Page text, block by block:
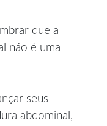
que a
não é uma
seus
abdominal,